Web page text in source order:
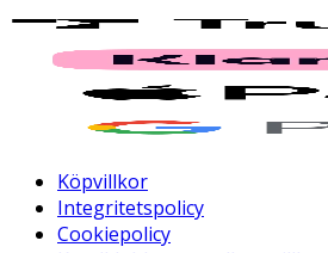
Köpvillkor
Integritetspolicy
Cookiepolicy